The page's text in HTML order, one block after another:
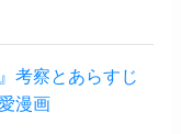
考察とあらすじ
漫画